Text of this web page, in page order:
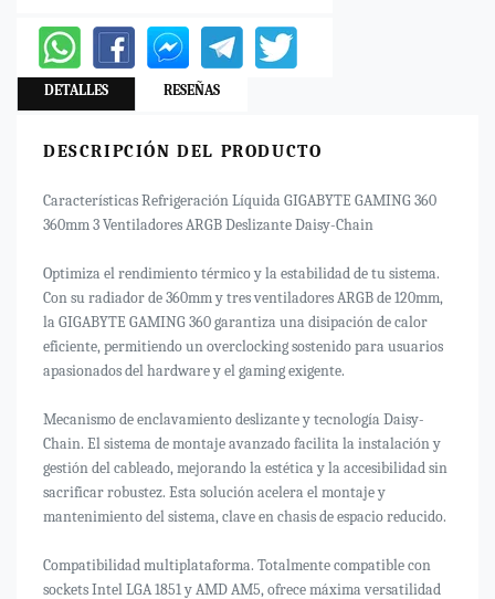
DETALLES RESEÑAS
DESCRIPCIÓN DEL PRODUCTO
Características Refrigeración Líquida GIGABYTE GAMING 360
360mm 3 Ventiladores ARGB Deslizante Daisy-Chain
Optimiza el rendimiento térmico y la estabilidad de tu sistema.
Con su radiador de 360mm y tres ventiladores ARGB de 120mm,
la GIGABYTE GAMING 360 garantiza una disipación de calor
eficiente, permitiendo un overclocking sostenido para usuarios
apasionados del hardware y el gaming exigente.
Mecanismo de enclavamiento deslizante y tecnología Daisy-
Chain. El sistema de montaje avanzado facilita la instalación y
gestión del cableado, mejorando la estética y la accesibilidad sin
sacrificar robustez. Esta solución acelera el montaje y
mantenimiento del sistema, clave en chasis de espacio reducido.
Compatibilidad multiplataforma. Totalmente compatible con
sockets Intel LGA 1851 y AMD AM5, ofrece máxima versatilidad